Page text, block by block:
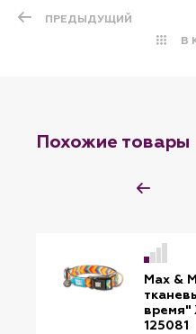
ПРЕДЫДУЩИЙ
В
Похожие товары
Max &
время"
125081